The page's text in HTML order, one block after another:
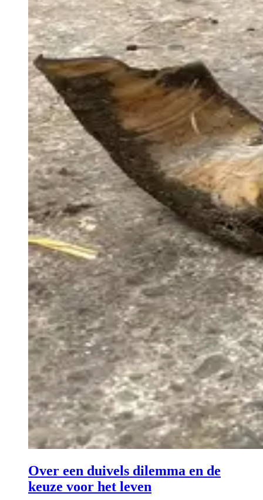
Over een duivels dilemma en de
keuze voor het leven